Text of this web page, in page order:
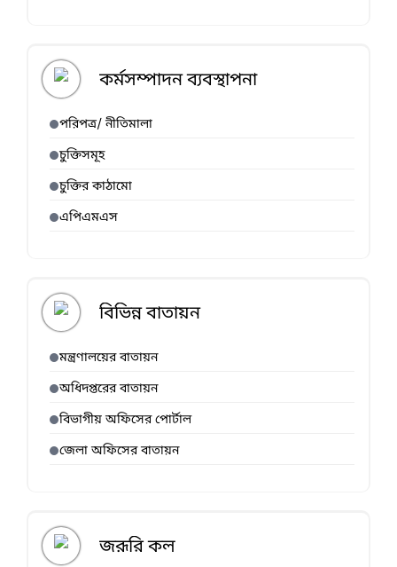
কর্মসম্পাদন ব্যবস্থাপনা
পরিপত্র/ নীতিমালা
চুক্তিসমূহ
চুক্তির কাঠামো
এপিএমএস
বিভিন্ন বাতায়ন
মন্ত্রণালয়ের বাতায়ন
অধিদপ্তরের বাতায়ন
বিভাগীয় অফিসের পোর্টাল
জেলা অফিসের বাতায়ন
জরূরি কল